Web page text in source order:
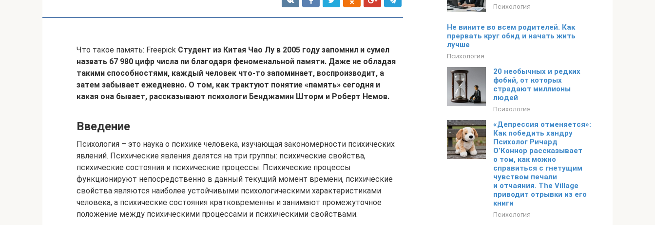
Что такое память: Freepick Студент из Китая Чао Лу в 2005 году запомнил и сумел
назвать 67 980 цифр числа пи благодаря феноменальной памяти. Даже не обладая
такими способностями, каждый человек что-то запоминает, воспроизводит, а
затем забывает ежедневно. О том, как трактуют понятие «память» сегодня и
какая она бывает, рассказывают психологи Бенджамин Шторм и Роберт Немов.
Введение
Психология – это наука о психике человека, изучающая закономерности психических
явлений. Психические явления делятся на три группы: психические свойства,
психические состояния и психические процессы. Психические процессы
функционируют непосредственно в данный текущий момент времени, психические
свойства являются наиболее устойчивыми психологическими характеристиками
человека, а психические состояния кратковременны и занимают промежуточное
положение между психическими процессами и психическими свойствами.
Психология
Не вините во всем родителей. Как
прервать круг обид и начать жить
лучше
Психология
20 необычных и редких
фобий, от которых
страдают миллионы
людей
Психология
«Депрессия отменяется»:
Как победить хандру
Психолог Ричард
О’Коннор рассказывает
о том, как можно
справиться с гнетущим
чувством печали
и отчаяния. The Village
приводит отрывки из его
книги
Психология